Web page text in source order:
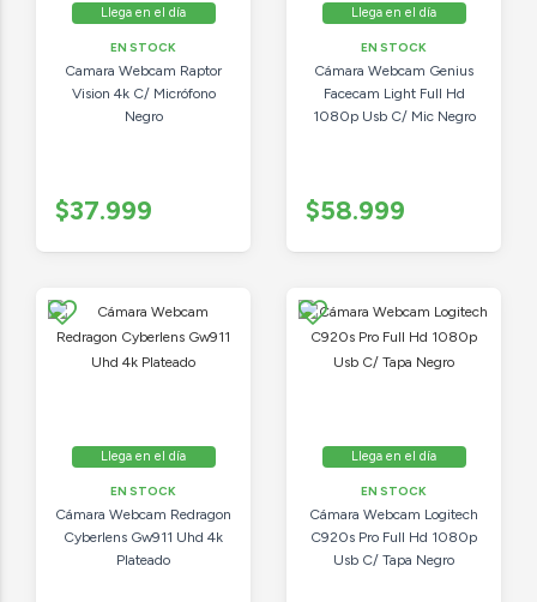
Llega en el día
EN STOCK
Camara Webcam Raptor
Vision 4k C/ Micrófono
Negro
$37.999
Llega en el día
EN STOCK
Cámara Webcam Genius
Facecam Light Full Hd
1080p Usb C/ Mic Negro
$58.999
Llega en el día
EN STOCK
Cámara Webcam Redragon
Cyberlens Gw911 Uhd 4k
Plateado
Llega en el día
EN STOCK
Cámara Webcam Logitech
C920s Pro Full Hd 1080p
Usb C/ Tapa Negro